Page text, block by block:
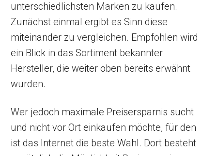
unterschiedlichsten Marken zu kaufen.
Zunächst einmal ergibt es Sinn diese
miteinander zu vergleichen. Empfohlen wird
ein Blick in das Sortiment bekannter
Hersteller, die weiter oben bereits erwähnt
wurden.
Wer jedoch maximale Preisersparnis sucht
und nicht vor Ort einkaufen möchte, für den
ist das Internet die beste Wahl. Dort besteht